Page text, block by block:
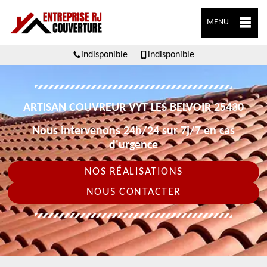
MENU
indisponible indisponible
ARTISAN COUVREUR VYT LES BELVOIR 25430
Nous intervenons 24h/24 sur 7j/7 en cas
d'urgence
NOS RÉALISATIONS
NOUS CONTACTER